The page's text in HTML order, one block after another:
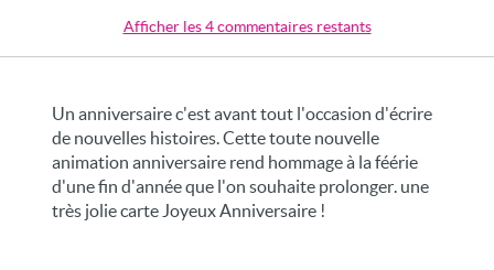
Afficher les 4 commentaires restants
Un anniversaire c'est avant tout l'occasion d'écrire
de nouvelles histoires. Cette toute nouvelle
animation anniversaire rend hommage à la féérie
d'une fin d'année que l'on souhaite prolonger. une
très jolie carte Joyeux Anniversaire !